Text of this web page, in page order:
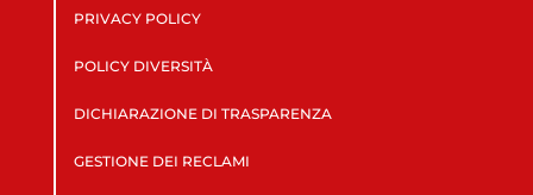
PRIVACY POLICY
POLICY DIVERSITÀ
DICHIARAZIONE DI TRASPARENZA
GESTIONE DEI RECLAMI